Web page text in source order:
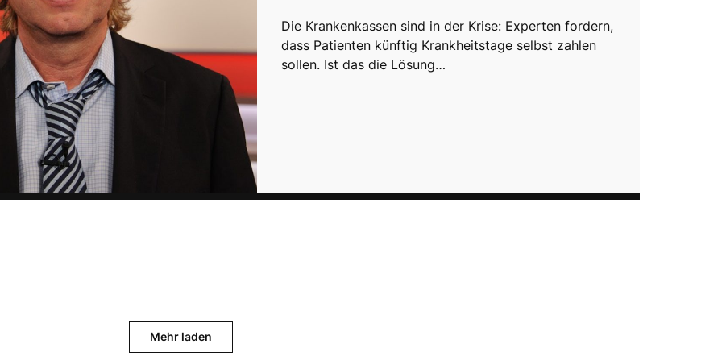
Die Krankenkassen sind in der Krise: Experten fordern,
dass Patienten künftig Krankheitstage selbst zahlen
sollen. Ist das die Lösung…
Mehr laden